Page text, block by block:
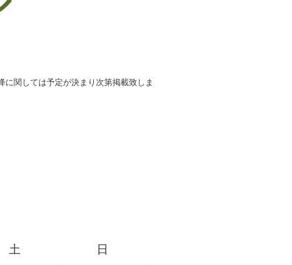
関しては予定が決まり次第掲載致しま
土 日